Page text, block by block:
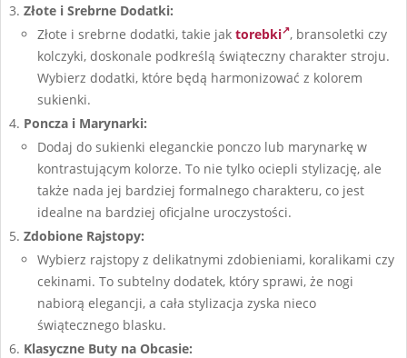
Złote i Srebrne Dodatki:
Złote i srebrne dodatki, takie jak torebki , bransoletki czy
kolczyki, doskonale podkreślą świąteczny charakter stroju.
Wybierz dodatki, które będą harmonizować z kolorem
sukienki.
Poncza i Marynarki:
Dodaj do sukienki eleganckie ponczo lub marynarkę w
kontrastującym kolorze. To nie tylko ociepli stylizację, ale
także nada jej bardziej formalnego charakteru, co jest
idealne na bardziej oficjalne uroczystości.
Zdobione Rajstopy:
Wybierz rajstopy z delikatnymi zdobieniami, koralikami czy
cekinami. To subtelny dodatek, który sprawi, że nogi
nabiorą elegancji, a cała stylizacja zyska nieco
świątecznego blasku.
Klasyczne Buty na Obcasie: